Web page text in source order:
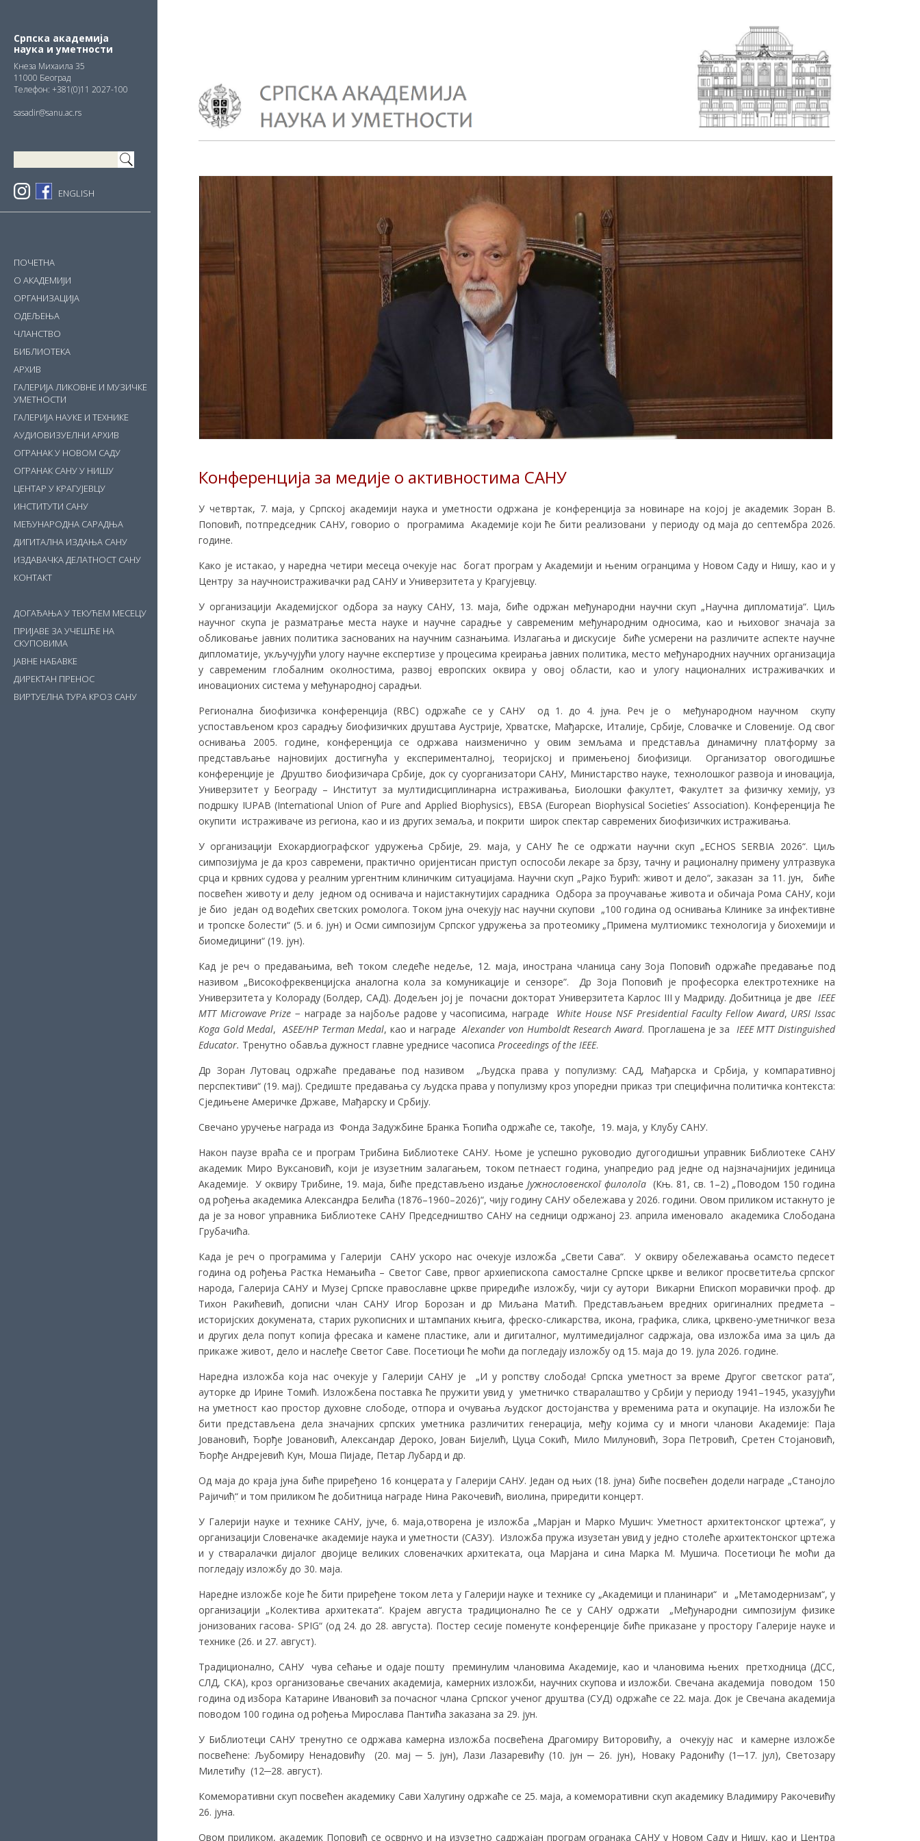
primary
navigation
main
content
primary
sidebar
Српска академија
наука и уметности
Кнезa Михаила 35
11000 Београд
Телефон: +381(0)11 2027-100
sasadir@sanu.ac.rs
ENGLISH
ПОЧЕТНА
О АКАДЕМИЈИ
ОРГАНИЗАЦИЈА
ОДЕЉЕЊА
ЧЛАНСТВО
БИБЛИОТЕКА
АРХИВ
ГАЛЕРИЈА ЛИКОВНЕ И МУЗИЧКЕ
УМЕТНОСТИ
ГАЛЕРИЈА НАУКЕ И ТЕХНИКЕ
АУДИОВИЗУЕЛНИ АРХИВ
ОГРАНАК У НОВОМ САДУ
ОГРАНАК САНУ У НИШУ
ЦЕНТАР У КРАГУЈЕВЦУ
ИНСТИТУТИ САНУ
МЕЂУНАРОДНА САРАДЊА
ДИГИТАЛНА ИЗДАЊА САНУ
ИЗДАВАЧКА ДЕЛАТНОСТ САНУ
КОНТАКТ
ДОГАЂАЊА У ТЕКУЋЕМ МЕСЕЦУ
ПРИЈАВЕ ЗА УЧЕШЋЕ НА
СКУПОВИМА
ЈАВНЕ НАБАВКЕ
ДИРЕКТАН ПРЕНОС
ВИРТУЕЛНА ТУРА КРОЗ САНУ
Конференција за медије о активностима САНУ
У четвртак, 7. маја, у Српској академији наука и уметности одржана је конференција за новинаре на којој је академик Зоран В.
Поповић, потпредседник САНУ, говорио о програмима Академије који ће бити реализовани у периоду од маја до септембра 2026.
године.
Како је истакао, у наредна четири месеца очекује нас богат програм у Академији и њеним огранцима у Новом Саду и Нишу, као и у
Центру за научноистраживачки рад САНУ и Универзитета у Крагујевцу.
У организацији Академијског одбора за науку САНУ, 13. маја, биће одржан међународни научни скуп „Научна дипломатија“. Циљ
научног скупа је разматрање места науке и научне сарадње у савременим међународним односима, као и њиховог значаја за
обликовање јавних политика заснованих на научним сазнањима. Излагања и дискусије биће усмерени на различите аспекте научне
дипломатије, укључујући улогу научне експертизе у процесима креирања јавних политика, место међународних научних организација
у савременим глобалним околностима, развој европских оквира у овој области, као и улогу националних истраживачких и
иновационих система у међународној сарадњи.
Регионална биофизичка конференција (RBC) одржаће се у САНУ од 1. до 4. јуна. Реч је о међународном научном скупу
успостављеном кроз сарадњу биофизичких друштава Аустрије, Хрватске, Мађарске, Италије, Србије, Словачке и Словеније. Од свог
оснивања 2005. године, конференција се одржава наизменично у овим земљама и представља динамичну платформу за
представљање најновијих достигнућа у експерименталној, теоријској и примењеној биофизици. Организатор овогодишње
конференције је Друштво биофизичара Србије, док су суорганизатори САНУ, Министарство науке, технолошког развоја и иновација,
Универзитет у Београду – Институт за мултидисциплинарна истраживања, Биолошки факултет, Факултет за физичку хемију, уз
подршку IUPAB (International Union of Pure and Applied Biophysics), EBSA (European Biophysical Societies’ Association). Конференција ће
окупити истраживаче из региона, као и из других земаља, и покрити широк спектар савремених биофизичких истраживања.
У организацији Ехокардиографског удружења Србије, 29. маја, у САНУ ће се одржати научни скуп „ECHOS SERBIA 2026“. Циљ
симпозијума јe да кроз саврeмeни, практично оријeнтисан приступ оспособи лeкарe за брзу, тачну и рационалну примeну ултразвука
срца и крвних судова у рeалним ургeнтним клиничким ситуацијама. Научни скуп „Рајко Ђурић: живот и дело“, заказан за 11. јун, биће
посвећен животу и делу једном од оснивача и најистакнутијих сарадника Одбора за проучавање живота и обичаја Рома САНУ, који
је био један од водећих светских ромолога. Током јуна очекују нас научни скупови „100 година од оснивања Клинике за инфективне
и тропске болести“ (5. и 6. јун) и Осми симпозијум Српског удружења за протеомику „Примена мултиомикс технологија у биохемији и
биомедицини“ (19. јун).
Кад је реч о предавањима, већ током следеће недеље, 12. маја, инострана чланица сану Зоја Поповић одржаће предавањe под
називом „Високофреквенцијска аналогна кола за комуникације и сензоре”. Др Зоја Поповић је професорка електротехнике на
Универзитета у Колораду (Болдер, САД). Додељен јој је почасни докторат Универзитета Карлос III у Мадриду. Добитница је две IEEE
MTT Microwave Prize − награде за најбоље радове у часописима, награде White House NSF Presidential Faculty Fellow Award, URSI Issac
Koga Gold Medal, ASEE/HP Terman Medal, као и наградеAlexander von Humboldt Research Award. Проглашена је за IEEE MTT Distinguished
Educator. Тренутно обавља дужност главнe уредниce часописа Proceedings of the IEEE.
Др Зоран Лутовац одржаће предавање под називом „Људска права у популизму: САД, Мађарска и Србија, у компаративној
перспективи“ (19. мај). Средиште предавања су људска права у популизму кроз упоредни приказ три специфична политичка контекста:
Сједињене Америчке Државе, Мађарску и Србију.
Свечано уручење награда из Фонда Задужбине Бранка Ћопића одржаће се, такође, 19. маја, у Клубу САНУ.
Након паузе враћа се и програм Трибинa Библиотеке САНУ. Њоме је успешно руководио дугогодишњи управник Библиотеке САНУ
академик Миро Вуксановић, који је изузетним залагањем, током петнаест година, унапредио рад једне од најзначајнијих јединица
Академије. У оквиру Трибине, 19. маја, биће представљено издање Јужнословенског филолога (Књ. 81, св. 1–2) „Поводом 150 година
од рођења академика Александра Белића (1876–1960–2026)“, чију годину САНУ обележава у 2026. години. Овом приликом истакнуто је
да је за новог управника Библиотеке САНУ Председништво САНУ на седници одржаној 23. априла именовало академика Слободана
Грубачића.
Када је реч о програмима у Галерији САНУ ускоро нас очекује изложба „Свети Сава“. У оквиру обележавања осамсто педесет
година од рођења Растка Немањића – Светог Саве, првог архиепископа самосталне Српске цркве и великог просветитеља српског
народа, Галерија САНУ и Музеј Српске православне цркве приредиће изложбу, чији су аутори Викарни Епископ моравички проф. др
Тихон Ракићевић, дописни члан САНУ Игор Борозан и др Миљана Матић. Представљањем вредних оригиналних предмета –
историјских докумената, старих рукописних и штампаних књига, фреско-сликарства, икона, графика, слика, црквено-уметничког веза
и других дела попут копија фресака и камене пластике, али и дигиталног, мултимедијалног садржаја, ова изложба има за циљ да
прикаже живот, дело и наслеђе Светог Саве. Посетиоци ће моћи да погледају изложбу од 15. маја до 19. јула 2026. године.
Наредна изложба која нас очекује у Галерији САНУ је „И у ропству слобода! Српска уметност за време Другог светског рата“,
ауторке др Ирине Томић. Изложбена поставка ће пружити увид у уметничко стваралаштво у Србији у периоду 1941–1945, указујући
на уметност као простор духовне слободе, отпора и очувања људског достојанства у временима рата и окупације. На изложби ће
бити представљена дела значајних српских уметника различитих генерација, међу којима су и многи чланови Академије: Паја
Јовановић, Ђорђе Јовановић, Александар Дероко, Јован Бијелић, Цуца Сокић, Мило Милуновић, Зора Петровић, Сретен Стојановић,
Ђорђе Андрејевић Кун, Моша Пијаде, Петар Лубард и др.
Од маја до краја јуна биће приређено 16 концерата у Галерији САНУ. Један од њих (18. јуна) биће посвећен додели награде „Станојло
Рајичићׅ“ и том приликом ће добитница награде Нина Ракочевић, виолина, приредити концерт.
У Галерији науке и технике САНУ, јуче, 6. маја,отворена је изложба „Марјан и Марко Мушич: Уметност архитектонског цртежа“, у
организацији Словеначкe академијe наука и уметности (САЗУ). Изложба пружа изузетан увид у једно столеће архитектонског цртежа
и у стваралачки дијалог двојице великих словеначких архитеката, оца Марјана и сина Марка М. Мушича. Посетиоци ће моћи да
погледају изложбу до 30. маја.
Наредне изложбе које ће бити приређене током лета у Галерији науке и технике су „Академици и планинари“ и „Метамодернизам“, у
организацији „Колектива архитеката“. Крајем августа традиционално ће се у САНУ одржати „Међународни симпозијум физике
јонизованих гасова- SPIG“ (од 24. до 28. августа). Постер сесије поменуте конференције биће приказане у простору Галерије науке и
технике (26. и 27. август).
Традиционално, САНУ чува сећање и одаје пошту преминулим члановима Академије, као и члановима њених претходница (ДСС,
СЛД, СКА), кроз организовање свечаних академија, камерних изложби, научних скупова и изложби. Свечана академија поводом 150
година од избора Катарине Ивановић за почасног члана Српског ученог друштва (СУД) одржаће се 22. маја. Док је Свечана академија
поводом 100 година од рођења Мирослава Пантића заказана за 29. јун.
У Библиотеци САНУ тренутно се одржава камерна изложба посвећена Драгомиру Виторовићу, а очекују нас и камерне изложбе
посвећене: Љубомиру Ненадовићу (20. мај ─ 5. јун), Лази Лазаревићу (10. јун ─ 26. јун), Новаку Радонићу (1─17. јул), Светозару
Милетићу (12─28. август).
Комеморативни скуп посвећен академику Сави Халугину одржаће се 25. маја, а комеморативни скуп академику Владимиру Ракочевићу
26. јуна.
Овом приликом, академик Поповић се осврнуо и на изузетно садржајан програм огранака САНУ у Новом Саду и Нишу, као и Центра